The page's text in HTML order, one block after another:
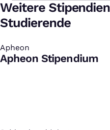
Weitere
Studierende
Apheon
:
Apheon Stipendium